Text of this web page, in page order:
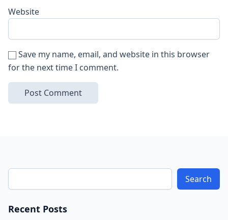
Website
Save my name, email, and website in this browser
for the next time I comment.
Search
Recent Posts